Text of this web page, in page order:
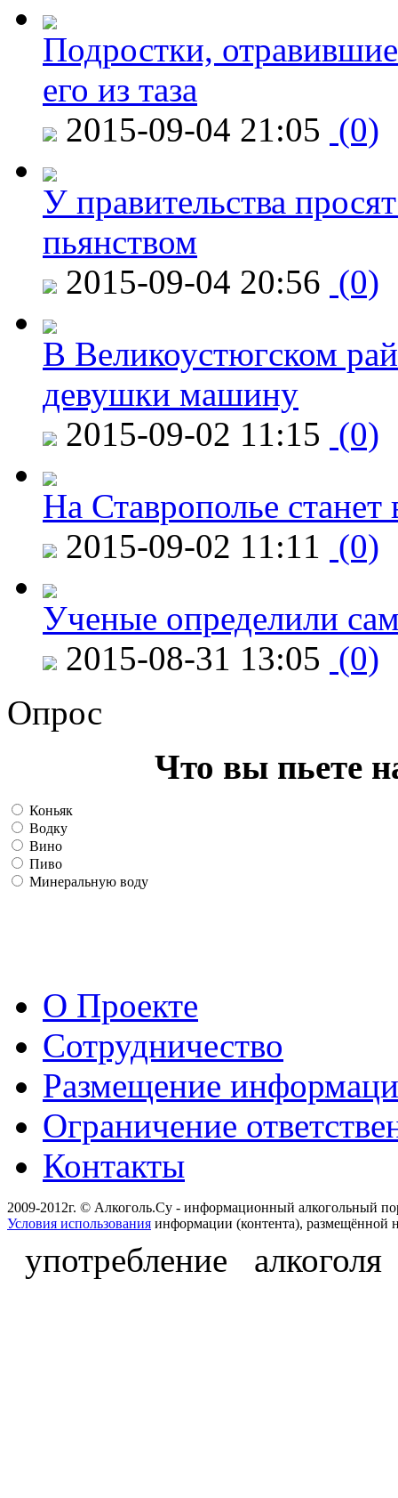
Подростки,
его из таза
2015-09-04 21:05 (0)
У правительства
пьянством
2015-09-04 20:56 (0)
В Великоустюгском
девушки машину
2015-09-02 11:15 (0)
На Ставрополье
2015-09-02 11:11 (0)
Ученые определили
2015-08-31 13:05 (0)
Опрос
Что вы пьете
Коньяк
Водку
Вино
Пиво
Минеральную воду
О Проекте
Сотрудничество
Размещение
Ограничение
Контакты
2009-2012г. © Алкоголь.Су - информационный алкогольный
Условия использования информации (контента), размещённой
употребление